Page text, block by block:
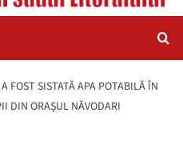
A FOST SISTATĂ APA POTABILĂ ÎN
DIN ORAȘUL NĂVODARI